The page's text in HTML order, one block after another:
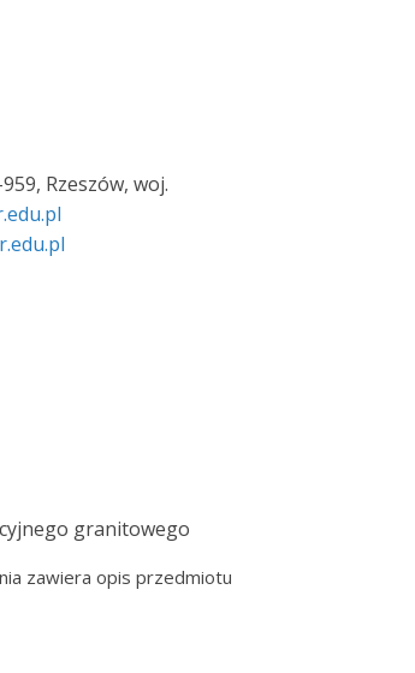
Rzeszów, woj.
granitowego
zawiera opis przedmiotu